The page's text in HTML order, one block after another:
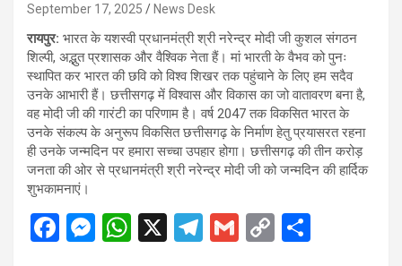
September 17, 2025 News Desk
रायपुर: भारत के यशस्वी प्रधानमंत्री श्री नरेन्द्र मोदी जी कुशल संगठन
शिल्पी, अद्भुत प्रशासक और वैश्विक नेता हैं। मां भारती के वैभव को पुनः
स्थापित कर भारत की छवि को विश्व शिखर तक पहुंचाने के लिए हम सदैव
उनके आभारी हैं। छत्तीसगढ़ में विश्वास और विकास का जो वातावरण बना है,
वह मोदी जी की गारंटी का परिणाम है। वर्ष 2047 तक विकसित भारत के
उनके संकल्प के अनुरूप विकसित छत्तीसगढ़ के निर्माण हेतु प्रयासरत रहना
ही उनके जन्मदिन पर हमारा सच्चा उपहार होगा। छत्तीसगढ़ की तीन करोड़
जनता की ओर से प्रधानमंत्री श्री नरेन्द्र मोदी जी को जन्मदिन की हार्दिक
शुभकामनाएं।
F
M W X
T
G
C